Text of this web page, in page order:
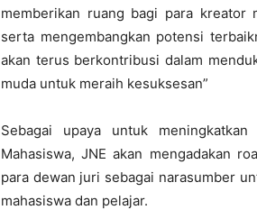
memberikan ruang bagi para kreator
serta mengembangkan potensi
akan terus berkontribusi dalam
muda untuk meraih kesuksesan”
Sebagai upaya untuk
Mahasiswa, JNE akan mengadakan
para dewan juri sebagai narasumber
mahasiswa dan pelajar.